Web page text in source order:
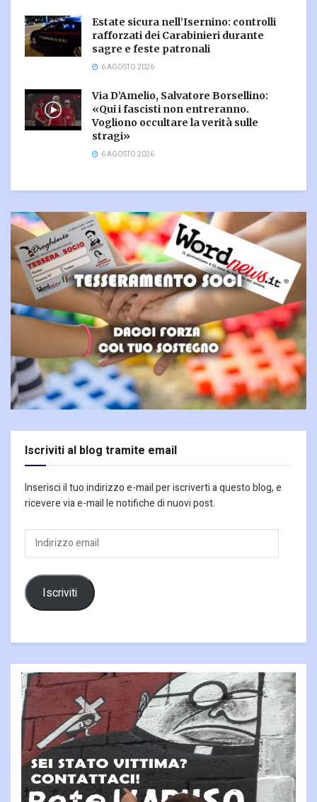
Estate sicura nell’Isernino: controlli
rafforzati dei Carabinieri durante
sagre e feste patronali
6 AGOSTO 2026
Via D’Amelio, Salvatore Borsellino:
«Qui i fascisti non entreranno.
Vogliono occultare la verità sulle
stragi»
6 AGOSTO 2026
Iscriviti al blog tramite email
Inserisci il tuo indirizzo e-mail per iscriverti a questo blog, e
ricevere via e-mail le notifiche di nuovi post.
Indirizzo
email
Iscriviti